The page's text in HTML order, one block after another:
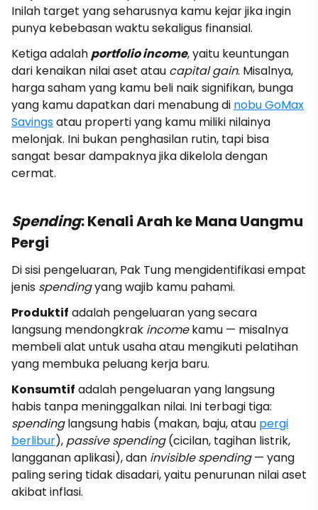
Inilah target yang seharusnya kamu kejar jika ingin
punya kebebasan waktu sekaligus finansial.
Ketiga adalahportfolio income, yaitu keuntungan
dari kenaikan nilai aset atau capital gain. Misalnya,
harga saham yang kamu beli naik signifikan, bunga
yang kamu dapatkan dari menabung di nobu GoMax
Savingsatau properti yang kamu miliki nilainya
melonjak. Ini bukan penghasilan rutin, tapi bisa
sangat besar dampaknya jika dikelola dengan
cermat.
Spending: Kenali Arah ke Mana Uangmu
Pergi
Di sisi pengeluaran, Pak Tung mengidentifikasi empat
jenis spendingyang wajib kamu pahami.
Produktif adalah pengeluaran yang secara
langsung mendongkrak incomekamu — misalnya
membeli alat untuk usaha atau mengikuti pelatihan
yang membuka peluang kerja baru.
Konsumtif adalah pengeluaran yang langsung
habis tanpa meninggalkan nilai. Ini terbagi tiga:
spendinglangsung habis (makan, baju, atau pergi
berlibur), passive spending(cicilan, tagihan listrik,
langganan aplikasi), dan invisible spending— yang
paling sering tidak disadari, yaitu penurunan nilai aset
akibat inflasi.